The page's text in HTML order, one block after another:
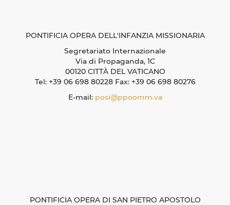
PONTIFICIA OPERA DELL'INFANZIA MISSIONARIA
Segretariato Internazionale
Via di Propaganda, 1C
00120 CITTÀ DEL VATICANO
Tel: +39 06 698 80228 Fax: +39 06 698 80276
E-mail: posi@ppoomm.va
PONTIFICIA OPERA DI SAN PIETRO APOSTOLO